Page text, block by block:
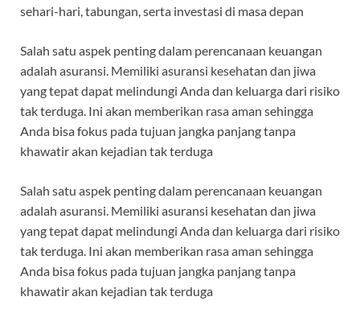
sehari-hari, tabungan, serta investasi di masa depan
Salah satu aspek penting dalam perencanaan keuangan
adalah asuransi. Memiliki asuransi kesehatan dan jiwa
yang tepat dapat melindungi Anda dan keluarga dari risiko
tak terduga. Ini akan memberikan rasa aman sehingga
Anda bisa fokus pada tujuan jangka panjang tanpa
khawatir akan kejadian tak terduga
Salah satu aspek penting dalam perencanaan keuangan
adalah asuransi. Memiliki asuransi kesehatan dan jiwa
yang tepat dapat melindungi Anda dan keluarga dari risiko
tak terduga. Ini akan memberikan rasa aman sehingga
Anda bisa fokus pada tujuan jangka panjang tanpa
khawatir akan kejadian tak terduga